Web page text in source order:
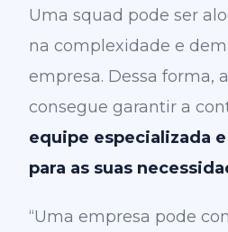
Uma squad pode ser
na complexidade e
empresa. Dessa forma,
consegue garantir a
equipe especializada
para as suas
“Uma empresa pode